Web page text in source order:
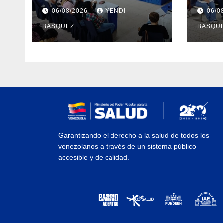
fortalecen la atención
en 23 municipios
06/08/2026 YENDI
BASQUEZ
06/
Garantizando el derecho a la salud de todos los
venezolanos a través de un sistema público
accesible y de calidad.